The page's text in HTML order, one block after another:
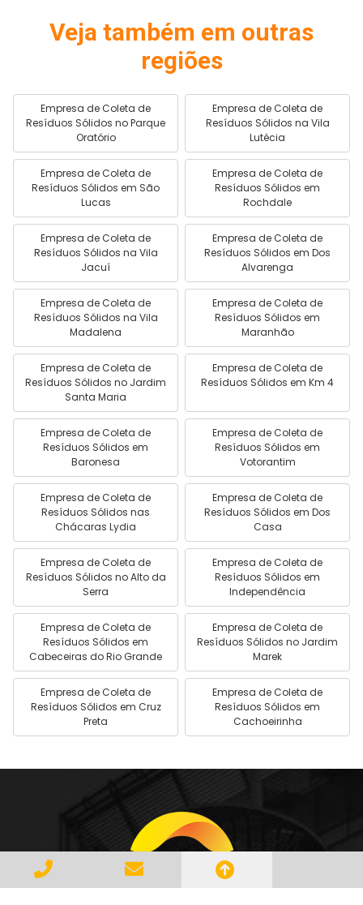
Veja também em outras
regiões
Empresa de Coleta de
Resíduos Sólidos no Parque
Oratório
Empresa de Coleta de
Resíduos Sólidos na Vila
Lutécia
Empresa de Coleta de
Resíduos Sólidos em São
Lucas
Empresa de Coleta de
Resíduos Sólidos em
Rochdale
Empresa de Coleta de
Resíduos Sólidos na Vila
Jacuí
Empresa de Coleta de
Resíduos Sólidos em Dos
Alvarenga
Empresa de Coleta de
Resíduos Sólidos na Vila
Madalena
Empresa de Coleta de
Resíduos Sólidos em
Maranhão
Empresa de Coleta de
Resíduos Sólidos no Jardim
Santa Maria
Empresa de Coleta de
Resíduos Sólidos em Km 4
Empresa de Coleta de
Resíduos Sólidos em
Baronesa
Empresa de Coleta de
Resíduos Sólidos em
Votorantim
Empresa de Coleta de
Resíduos Sólidos nas
Chácaras Lydia
Empresa de Coleta de
Resíduos Sólidos em Dos
Casa
Empresa de Coleta de
Resíduos Sólidos no Alto da
Serra
Empresa de Coleta de
Resíduos Sólidos em
Independência
Empresa de Coleta de
Resíduos Sólidos em
Cabeceiras do Rio Grande
Empresa de Coleta de
Resíduos Sólidos no Jardim
Marek
Empresa de Coleta de
Resíduos Sólidos em Cruz
Preta
Empresa de Coleta de
Resíduos Sólidos em
Cachoeirinha